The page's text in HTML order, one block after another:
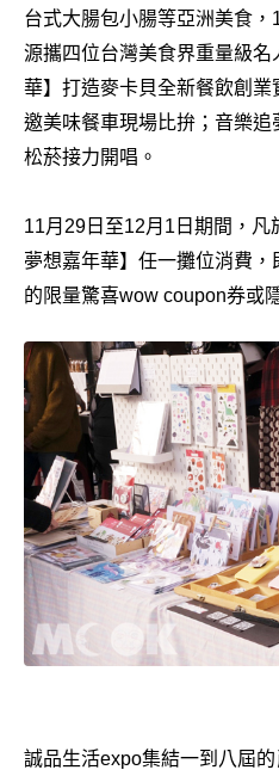
台式大腸包小腸等亞洲美食
源攜四位台灣美食界重量級
華】打造麥卡貝全新餐飲創業
邀美味餐車現場比拚；音樂
松菸接力開唱。
11月29日至12月1日期間，
夢想嘉年華】任一攤位消費
的限量驚喜wow coupon券或
誠品生活expo集結一到八屆